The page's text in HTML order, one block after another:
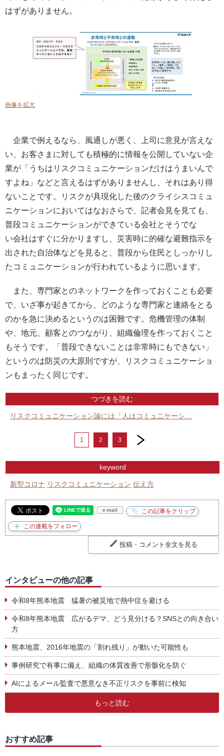
はずがありません。
画像を拡大
企業で例えるなら、風通しが悪く、上司に意見が言えな
い、お客さまに対しても積極的に情報を公開していない企
業が「うちはリスクコミュニケーションだけはうまいんで
すよね」などと言えるはずがありませんし、それはあり得
ないことです。リスクが具現化した後のクライシスコミュ
ニケーションにおいてはなおさらで、記者会見を見ても、
普段コミュニケーションができている会社とそうでな
い会社はすぐに分かりますし、災害時に的確な避難指示を
出された自治体などを見ると、普段から住民としっかりし
たコミュニケーションが行われているように思います。
また、専門家とのネットワークを作っておくことも必要
で、いざ事が起きてから、どのような専門家と連絡をとる
のかを急に決めるというのは困難です。危機管理の体制
や、地元、顧客とのつながり、組織倫理を作っておくこと
もそうです。「普段できないことは非常時にもできない」
というのは防災の大原則ですが、リスクコミュニケーショ
ンもまったく同じです。
つづきを読む
リスクコミュニケーション論には「人はコミュニケーシ…
1 2 3
next
keyword
新型コロナ リスクコミュニケーション 伝え方
e-mail
投稿・コメント全文を見る
インタビューの他の記事
令和8年熊本地震 猛暑の被災地で熱中症を避ける
令和8年熊本地震 広がるデマ、どう見分ける？SNSとの向き合い
方
熊本地震、2016年地震の「割れ残り」が動いた可能性も
事例研究で有事に備え、組織の体質改善で形骸化を防ぐ
AIによるメール監査で悪意なき不正リスクを事前に検知
もっと読む
おすすめ記事